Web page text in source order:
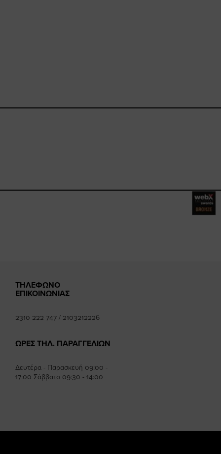
ΤΗΛΕΦΩΝΟ
ΕΠΙΚΟΙΝΩΝΙΑΣ
2310 222 747 / 2103212226
ΩΡΕΣ ΤΗΛ. ΠΑΡΑΓΓΕΛΙΩΝ
Δευτέρα - Παρασκευή 09:00 -
17:00 Σάββατο 09:30 - 14:00